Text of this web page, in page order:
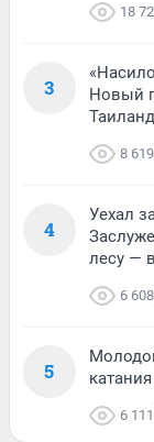
18
3
Новый
8 619
4
Уехал
лесу —
6 608
5
6 111